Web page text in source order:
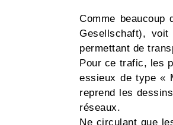
Comme beaucoup
Gesellschaft),
permettant de
Pour ce trafic, les
essieux de type «
reprend les
réseaux.
Ne circulant que